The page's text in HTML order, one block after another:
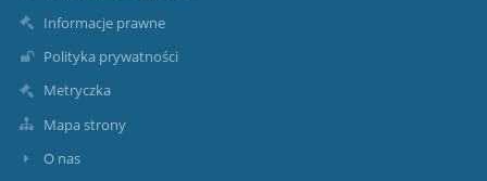
Informacje prawne
Polityka prywatności
Metryczka
Mapa strony
O nas